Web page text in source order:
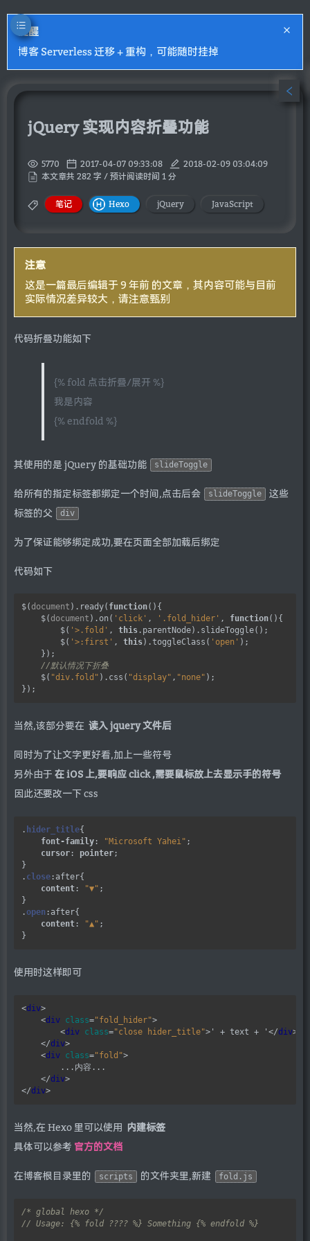
提醒
博客 Serverless 迁移 + 重构，可能随时挂掉
jQuery 实现内容折叠功能
5770 2017-04-07 09:33:08
2018-02-09 03:04:09
本文章共 282 字 / 预计阅读时间 1 分
笔记 Hexo jQuery JavaScript
注意
这是一篇最后编辑于 9 年前 的文章，其内容可能与目前
实际情况差异较大，请注意甄别
代码折叠功能如下
{% fold 点击折叠/展开 %}
我是内容
{% endfold %}
其使用的是 jQuery 的基础功能 slideToggle
给所有的指定标签都绑定一个时间,点击后会 slideToggle
这些
标签的父
div
为了保证能够绑定成功,要在页面全部加载后绑定
代码如下
$(document ).ready( function(){
    $(
document ).on( 'click' , '.fold_hider' , function(){
        $(
'>.fold' , this .parentNode).slideToggle();
        $(
'>:first' , this).toggleClass( 'open' );
    });
    $(
"div.fold" ).css( "display" , "none" );
当然,该部分要在 读入 jquery 文件后
同时为了让文字更好看,加上一些符号
另外由于 在 iOS 上,要响应 click ,需要鼠标放上去显示手的符号
因此还要改一下 css
. hider_title{
font-family : "Microsoft Yahei" ;
cursor : pointer;
}
. close :after{
content : "▼" ;
}
.open :after{
content : "▲" ;
使用时这样即可
<div>
    <
div class="fold_hider">
        <
div class="close hider_title">' + text + '</div>
    </
div>
    <
div class="fold">
        ...内容...
    </
div>
</div
当然,在 Hexo 里可以使用 内建标签
具体可以参考 官方的文档
在博客根目录里的 scripts 的文件夹里,新建 fold.js
/* global hexo */